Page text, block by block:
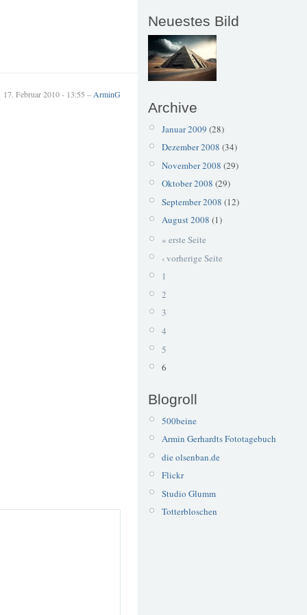
17. Februar 2010 - 13:55 –ArminG
Neuestes Bild
Archive
Januar 2009 (28)
Dezember 2008 (34)
November 2008 (29)
Oktober 2008 (29)
September 2008 (12)
August 2008 (1)
« erste Seite
‹ vorherige Seite
1
2
3
4
5
6
Blogroll
500beine
Armin Gerhardts Fototagebuch
die olsenban.de
Flickr
Studio Glumm
Totterbloschen